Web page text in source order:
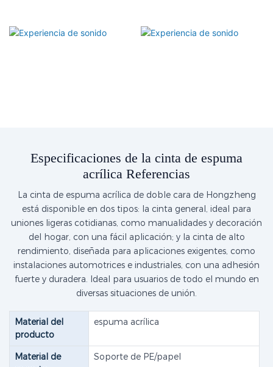
Especificaciones de la cinta de espuma
acrílica Referencias
La cinta de espuma acrílica de doble cara de Hongzheng
está disponible en dos tipos: la cinta general, ideal para
uniones ligeras cotidianas, como manualidades y decoración
del hogar, con una fácil aplicación; y la cinta de alto
rendimiento, diseñada para aplicaciones exigentes, como
instalaciones automotrices e industriales, con una adhesión
fuerte y duradera. Ideal para usuarios de todo el mundo en
diversas situaciones de unión.
Material del
producto
espuma acrílica
Material de
Soporte de PE/papel